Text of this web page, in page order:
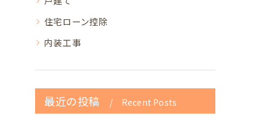
住宅ローン控除
内装工事
最近の投稿 Recent Posts